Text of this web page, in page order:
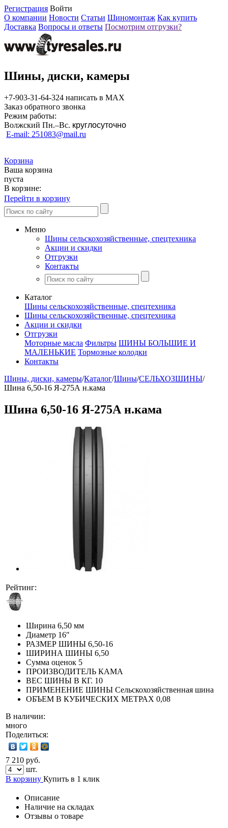
Регистрация Войти
О компании Новости Статьи Шиномонтаж Как купить
Доставка Вопросы и ответы Посмотрим отгрузки?
Шины, диски, камеры
+7-903-31-64-324 написать в MAX
Заказ обратного звонка
Режим работы:
Волжский Пн.–Вс. круглосуточно
E-mail: 251083@mail.ru
Корзина
Ваша корзина
пуста
В корзине:
Перейти в корзину
Меню
Шины сельскохозяйственные, спецтехника
Акции и скидки
Отгрузки
Контакты
Каталог
Шины сельскохозяйственные, спецтехника
Шины сельскохозяйственные, спецтехника
Акции и скидки
Отгрузки
Моторные масла Фильтры ШИНЫ БОЛЬШИЕ И
МАЛЕНЬКИЕ Тормозные колодки
Контакты
Шины, диски, камеры/Каталог/Шины/СЕЛЬХОЗШИНЫ/
Шина 6,50-16 Я-275А н.кама
Шина 6,50-16 Я-275А н.кама
Рейтинг:
Ширина 6,50 мм
Диаметр 16″
РАЗМЕР ШИНЫ 6,50-16
ШИРИНА ШИНЫ 6,50
Сумма оценок 5
ПРОИЗВОДИТЕЛЬ КАМА
ВЕС ШИНЫ В КГ. 10
ПРИМЕНЕНИЕ ШИНЫ Сельскохозяйственная шина
ОБЪЕМ В КУБИЧЕСКИХ МЕТРАХ 0,08
В наличии:
много
Поделиться:
7 210 руб.
шт.
В корзину Купить в 1 клик
Описание
Наличие на складах
Отзывы о товаре